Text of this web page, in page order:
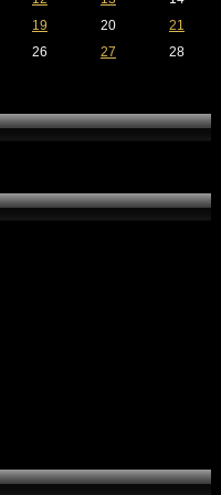
19 20
21
26 27
28